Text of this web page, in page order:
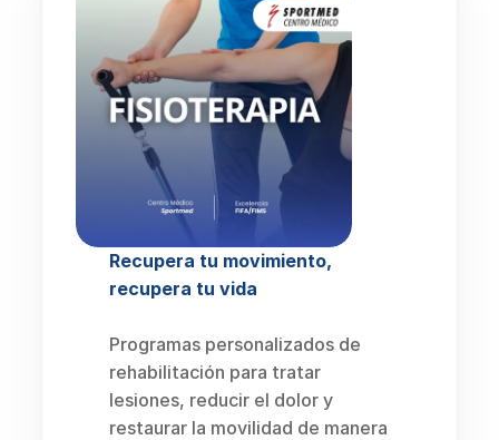
Recupera tu movimiento,
recupera tu vida
Programas personalizados de
rehabilitación para tratar
lesiones, reducir el dolor y
restaurar la movilidad de manera